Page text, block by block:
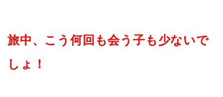
旅中、こう何回も会う子も少ないで
しょ！